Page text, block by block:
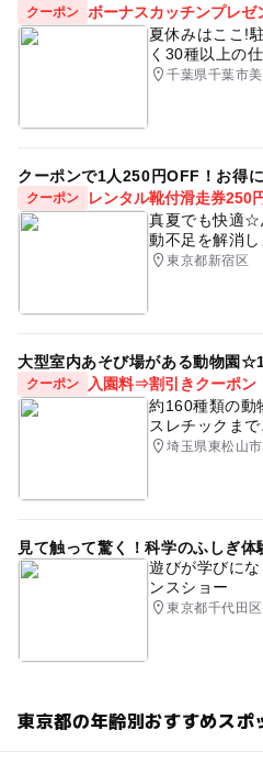
クーポン
ボーナスカッチンプレゼ
夏休みはここ!
く30種以上の
千葉県千葉市
クーポンで1人250円OFF！お得
クーポン
レンタル靴付滑走券250
真夏でも快適☆
動不足を解消し
東京都新宿区
大型室内あそび場がある動物園
クーポン
入園料⇒割引きクーポン
約160種類の動
スレチックまで
埼玉県東松山市
見て触って驚く！科学のふしぎ体
遊びが学びに
ンスショー
東京都千代田区
東京都の年齢別おすすめスポ